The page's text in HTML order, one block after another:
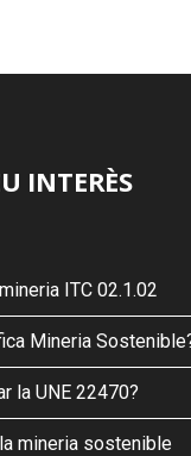
INTERÈS
ITC 02.1.02
Mineria
la UNE 22470?
mineria sostenible